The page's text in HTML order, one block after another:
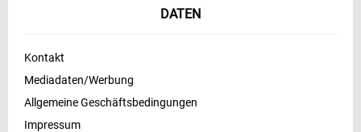
DATEN
Kontakt
Mediadaten/Werbung
Allgemeine Geschäftsbedingungen
Impressum